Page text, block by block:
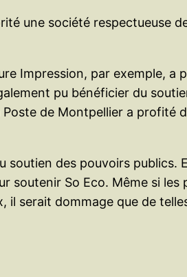
une société respectueuse
Impression, par exemple,
pu bénéficier du
de Montpellier a profité
soutien des pouvoirs publics.
soutenir So Eco. Même si
serait dommage que de